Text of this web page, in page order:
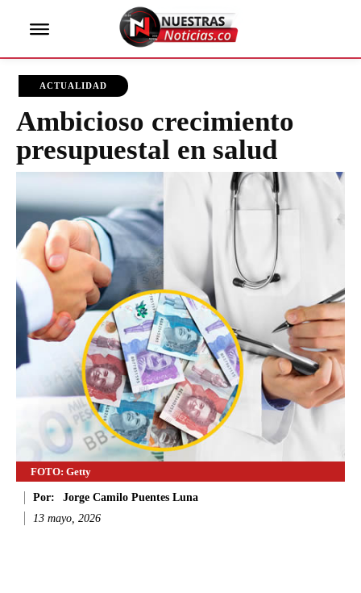
ACTUALIDAD
Ambicioso crecimiento
presupuestal en salud
FOTO: Getty
Por:
Jorge Camilo Puentes Luna
13 mayo, 2026